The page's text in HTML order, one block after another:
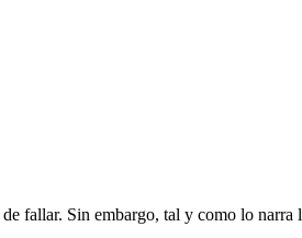
fallar. Sin embargo, tal y como lo